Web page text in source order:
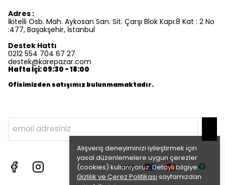
Alışveriş deneyiminizi iyileştirmek için
yasal düzenlemelere uygun çerezler
(cookies) kullanıyoruz. Detaylı bilgiye
Gizlilik ve Çerez Politikası sayfamızdan
Adres :
İkitelli Osb. Mah. Aykosan San. Sit. Çarşı Blok Kapı:8 Kat : 2 No
:477, Başakşehir, İstanbul
Destek Hattı
0212 554 704 67 27
destek@karepazar.com
Hafta İçi: 09:30 - 18:00
Ofisimizden satışımız bulunmamaktadır.